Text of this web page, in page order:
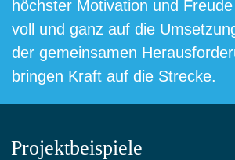
höchster Motivation und
voll und ganz auf die
der gemeinsamen
bringen Kraft auf die Strecke.
Projektbeispiele